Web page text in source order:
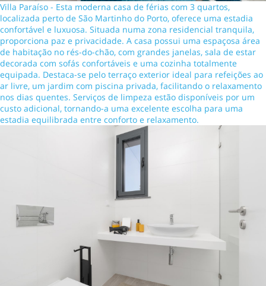
Villa Paraíso - Esta moderna casa de férias com 3 quartos,
localizada perto de São Martinho do Porto, oferece uma estadia
confortável e luxuosa. Situada numa zona residencial tranquila,
proporciona paz e privacidade. A casa possui uma espaçosa área
de habitação no rés-do-chão, com grandes janelas, sala de estar
decorada com sofás confortáveis e uma cozinha totalmente
equipada. Destaca-se pelo terraço exterior ideal para refeições ao
ar livre, um jardim com piscina privada, facilitando o relaxamento
nos dias quentes. Serviços de limpeza estão disponíveis por um
custo adicional, tornando-a uma excelente escolha para uma
estadia equilibrada entre conforto e relaxamento.